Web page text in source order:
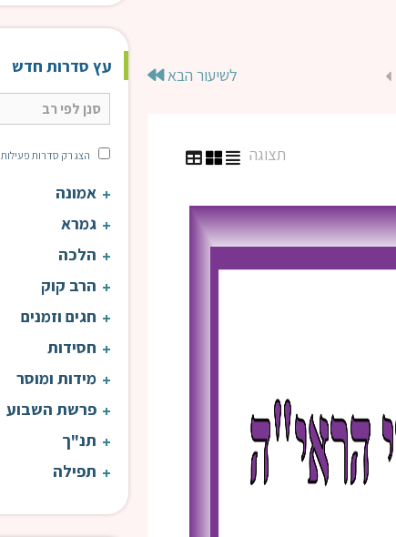
לשיעור הבא
תצוגה
מאמרי הראי"ה | הרב טוויל
עץ סדרות חדש
הצג רק סדרות פעילות
אמונה
גמרא
הלכה
הרב קוק
חגים וזמנים
חסידות
מידות ומוסר
פרשת השבוע
תנ"ך
תפילה